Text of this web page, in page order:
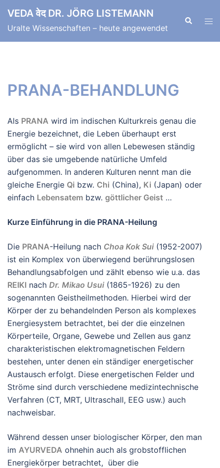
Inhalt
springen
VEDA वेद DR. JÖRG LISTEMANN
Uralte Wissenschaften – heute angewendet
Suche
PRANA-BEHANDLUNG
Als PRANA wird im indischen Kulturkreis genau die
Energie bezeichnet, die Leben überhaupt erst
ermöglicht – sie wird von allen Lebewesen ständig
über das sie umgebende natürliche Umfeld
aufgenommen. In anderen Kulturen nennt man die
gleiche Energie Qi bzw. Chi (China), Ki (Japan) oder
einfach Lebensatem bzw. göttlicher Geist …
Kurze Einführung in die PRANA-Heilung
Die PRANA-Heilung nach Choa Kok Sui(1952-2007)
ist ein Komplex von überwiegend berührungslosen
Behandlungsabfolgen und zählt ebenso wie u.a. das
REIKI nach Dr. Mikao Usui(1865-1926) zu den
sogenannten Geistheilmethoden. Hierbei wird der
Körper der zu behandelnden Person als komplexes
Energiesystem betrachtet, bei der die einzelnen
Körperteile, Organe, Gewebe und Zellen aus ganz
charakteristischen elektromagnetischen Feldern
bestehen, unter denen ein ständiger energetischer
Austausch erfolgt. Diese energetischen Felder und
Ströme sind durch verschiedene medizintechnische
Verfahren (CT, MRT, Ultraschall, EEG usw.) auch
nachweisbar.
Während dessen unser biologischer Körper, den man
im AYURVEDA ohnehin auch als grobstofflichen
Energiekörper betrachtet, über die